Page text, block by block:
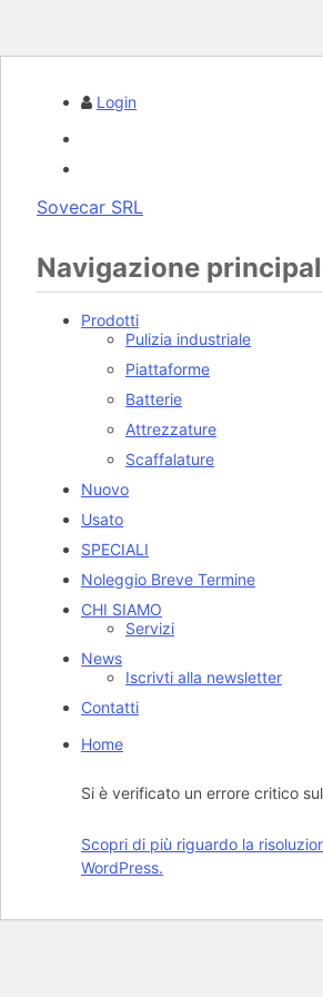
Login
Sovecar SRL
Navigazione
Prodotti
Pulizia industriale
Piattaforme
Batterie
Attrezzature
Scaffalature
Nuovo
Usato
SPECIALI
Noleggio Breve Termine
CHI SIAMO
Servizi
News
Iscrivti alla newsletter
Contatti
Home
Si è verificato un errore critico
Scopri di più riguardo la
WordPress.